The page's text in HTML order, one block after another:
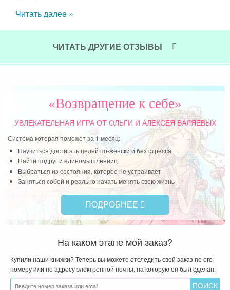
Читать далее »
ЧИТАТЬ ДРУГИЕ ОТЗЫВЫ
«Возвращение к себе»
УВЛЕКАТЕЛЬНАЯ ИГРАОТ ОЛЬГИ И АЛЕКСЕЯ ВАЛЯЕВЫХ
Система которая поможет за 1 месяц:
Научиться достигать целей по-женски и без стресса
Найти подруг и единомышленниц
Выбраться из состояния, которое не устраивает
Заняться собой и реально начать менять свою жизнь
ПОДРОБНЕЕ
На каком этапе мой заказ?
Купили наши книжки? Теперь вы можете отследить свой заказ по его
номеру или по адресу электронной почты, на которую он был сделан: